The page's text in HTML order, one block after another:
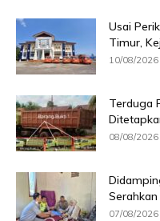
Usai
Timur,
10/08/2026
Terduga
08/08/2026
Serahkan
07/08/2026